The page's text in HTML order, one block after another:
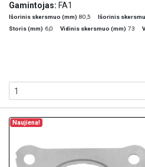
Gamintojas: FA1
Išorinis skersmuo (mm) 80,5 Išorinis
Storis (mm) 6,0 Vidinis skersmuo (mm) 73
Naujiena!